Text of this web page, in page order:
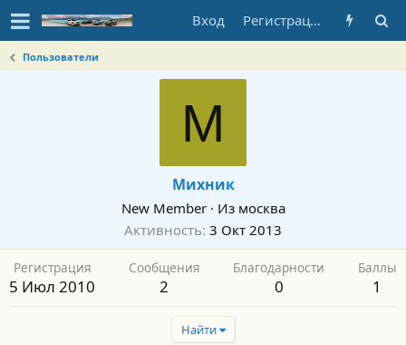
Вход Регистрация
Пользователи
М
Михник
New Member · Из москва
Активность 3 Окт 2013
Регистрация
5 Июл 2010
Сообщения
2
Благодарности
0
Баллы
1
Найти